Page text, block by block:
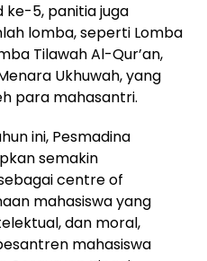
ke-5, panitia juga
lomba, seperti Lomba
Tilawah Al-Qur’an,
Ukhuwah, yang
para mahasantri.
ini, Pesmadina
semakin
centre of
mahasiswa yang
dan moral,
mahasiswa